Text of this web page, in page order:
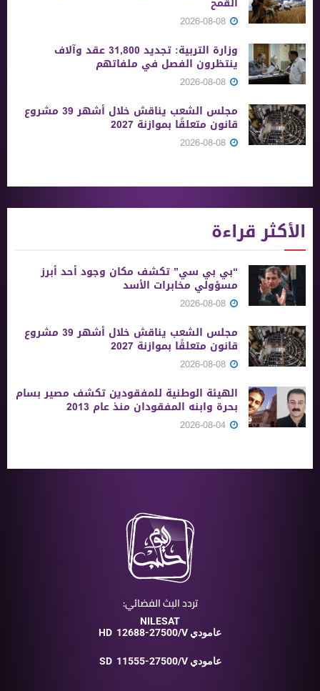
وزارة التربية: تجديد 31,800 عقد وآلاف
ينتظرون الفصل في ملفاتهم
مجلس الشعب يناقش خلال أشهر 39 مشروع
قانون متعلقًا بموازنة 2027
الأكثر قراءة
“بي بي سي” تكشف مكان وجود أحد أبرز
مسؤولي مخابرات الأسد
مجلس الشعب يناقش خلال أشهر 39 مشروع
قانون متعلقًا بموازنة 2027
الهيئة الوطنية للمفقودين تكشف مصير بسام
بحرة وابنه المفقودان منذ عام 2013
تردد البث الفضائي:
NILESAT
HD
12688-27500/V عامودي
SD 11555-27500/V عامودي